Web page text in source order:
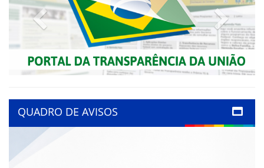
Previous Next
QUADRO DE AVISOS